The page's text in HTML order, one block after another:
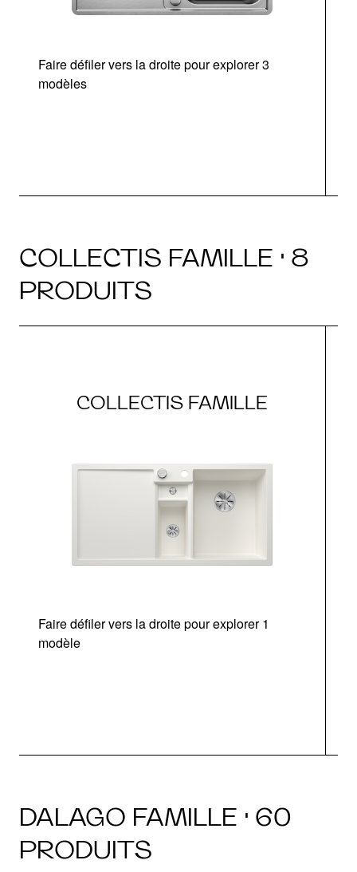
Faire défiler vers la droite pour explorer 3
modèles
COLLECTIS FAMILLE · 8
PRODUITS
COLLECTIS FAMILLE
Faire défiler vers la droite pour explorer 1
modèle
DALAGO FAMILLE · 60
PRODUITS